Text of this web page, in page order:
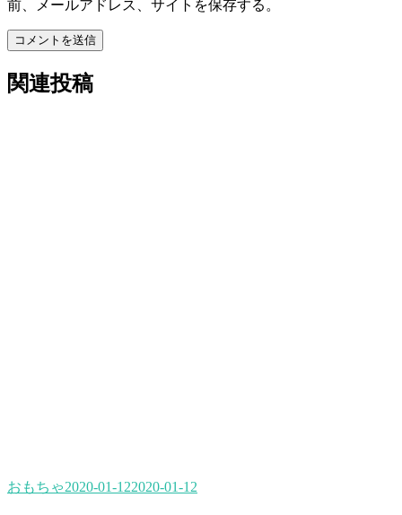
前、メールアドレス、サイトを保存する。
コメントを送信
関連投稿
おもちゃ2020-01-122020-01-12